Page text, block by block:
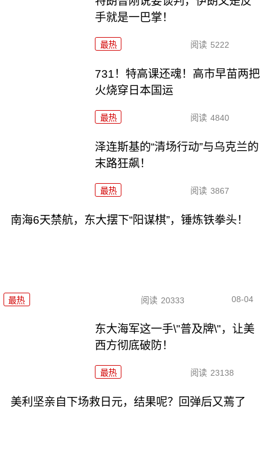
手就是一巴掌！
最热 阅读 5222
731！特高课还魂！高市早苗两把
火烧穿日本国运
最热 阅读 4840
泽连斯基的“清场行动”与乌克兰的
末路狂飙！
最热 阅读 3867
南海6天禁航，东大摆下“阳谋棋”，锤炼铁拳头！
最热 阅读 20333 08-04
东大海军这一手\"普及牌\"，让美
西方彻底破防！
最热 阅读 23138
美利坚亲自下场救日元，结果呢？回弹后又蔫了